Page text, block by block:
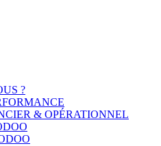
?
& OPÉRATIONNEL